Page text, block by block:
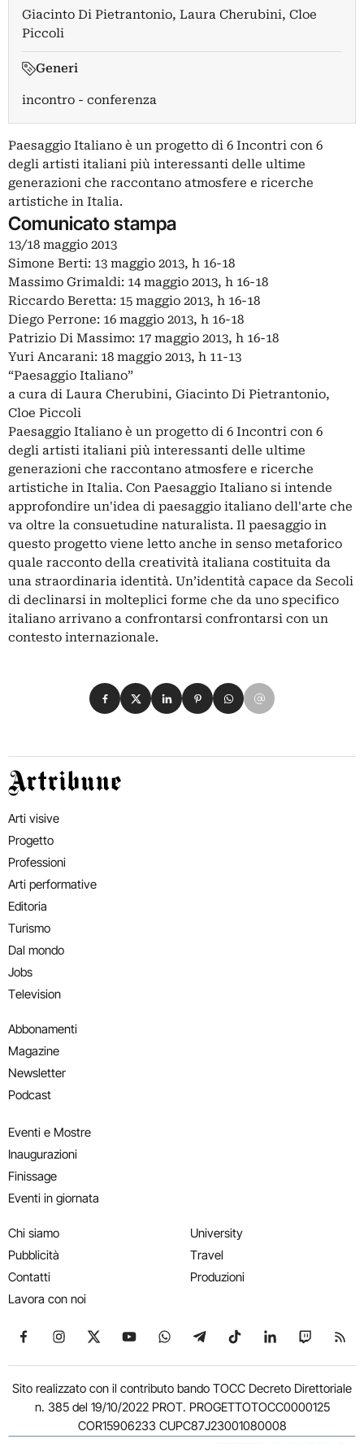
Giacinto Di Pietrantonio, Laura Cherubini, Cloe
Piccoli
Generi
incontro - conferenza
Paesaggio Italiano è un progetto di 6 Incontri con 6
degli artisti italiani più interessanti delle ultime
generazioni che raccontano atmosfere e ricerche
artistiche in Italia.
Comunicato stampa
13/18 maggio 2013
Simone Berti: 13 maggio 2013, h 16-18
Massimo Grimaldi: 14 maggio 2013, h 16-18
Riccardo Beretta: 15 maggio 2013, h 16-18
Diego Perrone: 16 maggio 2013, h 16-18
Patrizio Di Massimo: 17 maggio 2013, h 16-18
Yuri Ancarani: 18 maggio 2013, h 11-13
“Paesaggio Italiano”
a cura di Laura Cherubini, Giacinto Di Pietrantonio,
Cloe Piccoli
Paesaggio Italiano è un progetto di 6 Incontri con 6
degli artisti italiani più interessanti delle ultime
generazioni che raccontano atmosfere e ricerche
artistiche in Italia. Con Paesaggio Italiano si intende
approfondire un'idea di paesaggio italiano dell'arte che
va oltre la consuetudine naturalista. Il paesaggio in
questo progetto viene letto anche in senso metaforico
quale racconto della creatività italiana costituita da
una straordinaria identità. Un’identità capace da Secoli
di declinarsi in molteplici forme che da uno specifico
italiano arrivano a confrontarsi confrontarsi con un
contesto internazionale.
Condividi su Facebook
Condividi su X
Condividi su LinkedIn
Condividi su Pinterest
Condividi su WhatsApp
Condividi su Email
Artribune
Arti visive
Progetto
Professioni
Arti performative
Editoria
Turismo
Dal mondo
Jobs
Television
Abbonamenti
Magazine
Newsletter
Podcast
Eventi e Mostre
Inaugurazioni
Finissage
Eventi in giornata
Chi siamo
Pubblicità
Contatti
Lavora con noi
University
Travel
Produzioni
Seguici su Facebook
Seguici su Instagram
Seguici su X
Seguici su YouTube
Seguici su WhatsApp
Seguici su Telegram
Seguici su TikTok
Seguici su
Seguici
Sito realizzato con il contributo bando TOCC Decreto Direttoriale
n. 385 del 19/10/2022 PROT. PROGETTOTOCC0000125
COR15906233 CUPC87J23001080008